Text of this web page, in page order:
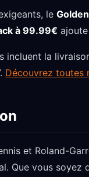
le
à 99.99€
incluent la
Découvrez toutes
et Roland-
Que vous soyez